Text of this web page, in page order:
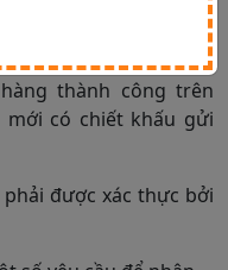
và được hệ thống xác
thành công trên
mới có chiết khấu gửi
được xác thực bởi